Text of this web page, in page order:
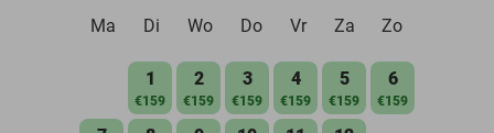
Ma
Di Wo Do Vr Za Zo
1
€159
2
€159
3
€159
4
€159
5
€159
6
€159